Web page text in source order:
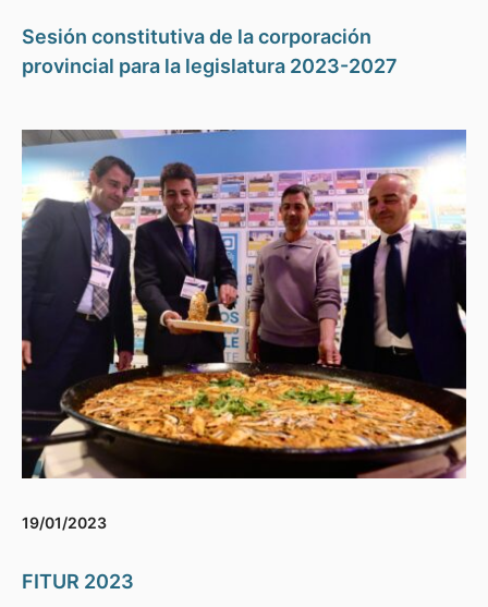
Sesión constitutiva de la corporación
provincial para la legislatura 2023-2027
19/01/2023
FITUR 2023